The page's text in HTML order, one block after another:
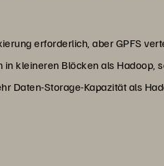
erforderlich, aber GPFS
kleineren Blöcken als Hadoop,
Daten-Storage-Kapazität als